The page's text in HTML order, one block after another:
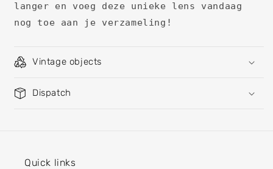
langer en voeg deze unieke lens vandaag
nog toe aan je verzameling!
Vintage objects
Dispatch
Quick links